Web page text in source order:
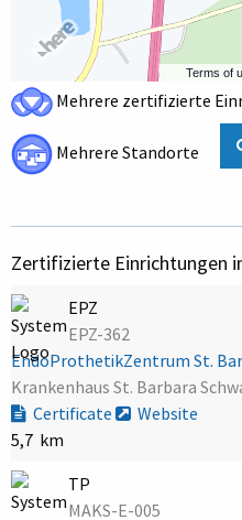
Terms of
Mehrere zertifizierte
Mehrere Standorte
Zertifizierte Einrichtungen
EPZ
EPZ-362
EndoProthetikZentrum St.
Krankenhaus St. Barbara
Certificate
Website
5,7 km
TP
MAKS-E-005